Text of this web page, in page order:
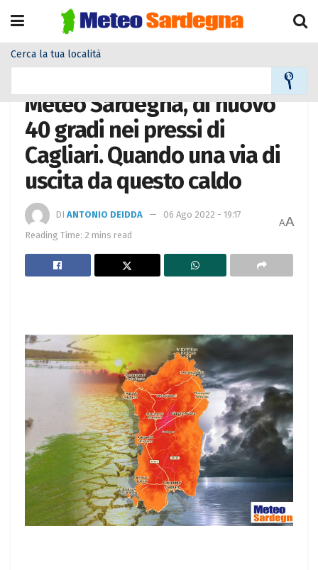
Cerca la tua località
Meteo Sardegna, di nuovo
40 gradi nei pressi di
Cagliari. Quando una via di
uscita da questo caldo
DI ANTONIO DEIDDA
06 Ago 2022 - 19:17
Reading Time: 2 mins read
AA